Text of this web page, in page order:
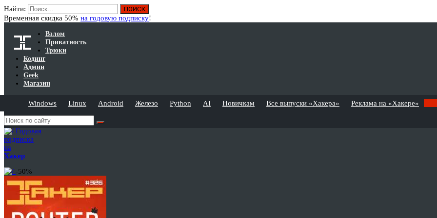
Найти:
Временная скидка 50% на годовую подписку!
Взлом
Приватность
Трюки
Кодинг
Админ
Geek
Магазин
Windows Linux Android Железо Python AI Новичкам Все выпуски «Хакера» Реклама на «Хакере»
Годовая
подписка
на
Хакер
-50%